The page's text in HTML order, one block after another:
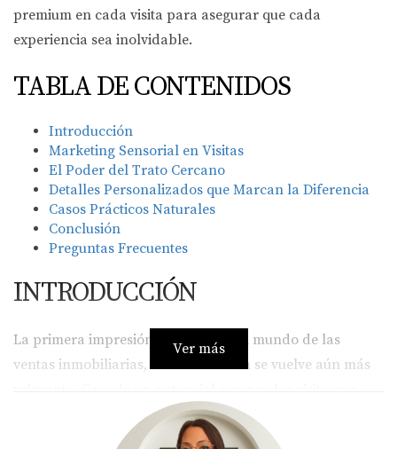
premium en cada visita para asegurar que cada
experiencia sea inolvidable.
TABLA DE CONTENIDOS
Introducción
Marketing Sensorial en Visitas
El Poder del Trato Cercano
Detalles Personalizados que Marcan la Diferencia
Casos Prácticos Naturales
Conclusión
Preguntas Frecuentes
INTRODUCCIÓN
La primera impresión cuenta, y en el mundo de las
ventas inmobiliarias, esta afirmación se vuelve aún más
vivienda en Boadilla del Monte, no solo busca un lugar
donde vivir; está buscando un hogar donde pueda
Ver más